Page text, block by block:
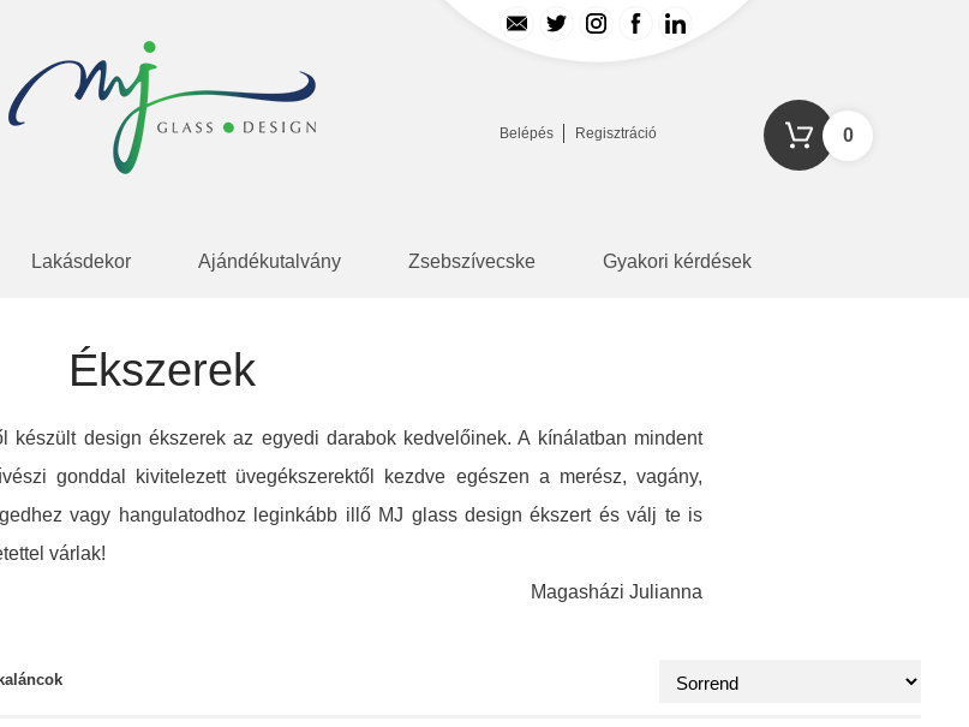
Belépés Regisztráció 0
Lakásdekor Ajándékutalvány Zsebszívecske Gyakori kérdések
Ékszerek
készült design ékszerek az egyedi darabok kedvelőinek. A kínálatban mindent
gonddal kivitelezett üvegékszerektől kezdve egészen a merész, vagány,
vagy hangulatodhoz leginkább illő MJ glass design ékszert és válj te is
várlak!
Magasházi Julianna